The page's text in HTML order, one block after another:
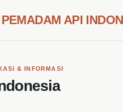
API
& INFORMASI